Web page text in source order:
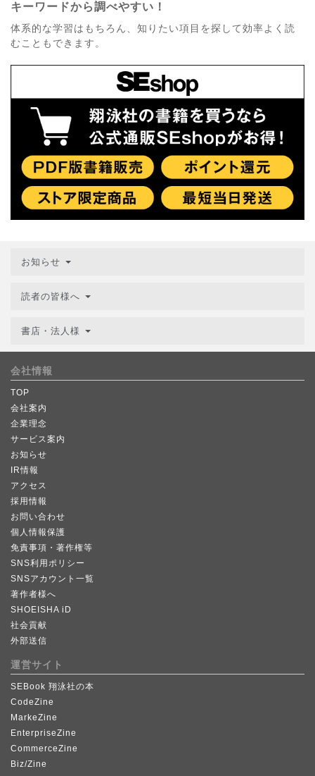
キーワードから調べやすい！
体系的な学習はもちろん、知りたい項目を探して効率よく読
むこともできます。
お知らせ
読者の皆様へ
書店・法人様
会社情報
TOP
会社案内
企業理念
サービス案内
お知らせ
IR情報
アクセス
採用情報
お問い合わせ
個人情報保護
免責事項・著作権等
SNS利用ポリシー
SNSアカウント一覧
著作者様へ
SHOEISHA iD
社会貢献
外部送信
運営サイト
SEBook 翔泳社の本
CodeZine
MarkeZine
EnterpriseZine
CommerceZine
Biz/Zine